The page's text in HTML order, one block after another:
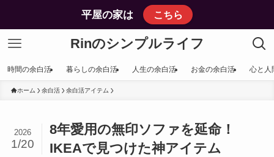
平屋の家は こちら
Rinのシンプルライフ
時間の余白活 暮らしの余白活 人生の余白活 お金の余白活 心と人
ホーム 余白活 余白活アイテム
8年愛用の無印ソファを延命！
IKEAで見つけた神アイテム
2026
1/20